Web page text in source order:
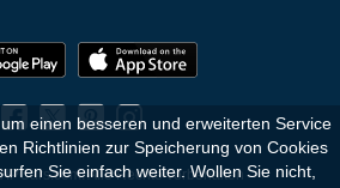
Alle Rechte vorbehalten
einen besseren und erweiterten Service
Richtlinien zur Speicherung von Cookies
Sie einfach weiter. Wollen Sie nicht,